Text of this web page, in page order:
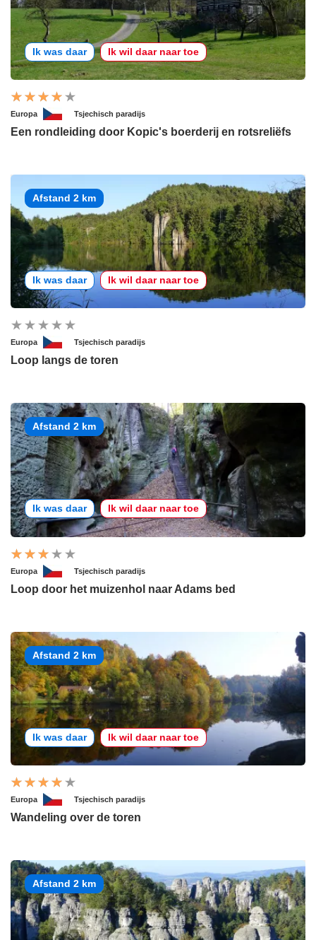
Ik was daar Ik wil daar naar toe
Europa Tsjechisch paradijs
Een rondleiding door Kopic's boerderij en rotsreliëfs
Afstand 2 km
Ik was daar Ik wil daar naar toe
Europa Tsjechisch paradijs
Loop langs de toren
Afstand 2 km
Ik was daar Ik wil daar naar toe
Europa Tsjechisch paradijs
Loop door het muizenhol naar Adams bed
Afstand 2 km
Ik was daar Ik wil daar naar toe
Europa Tsjechisch paradijs
Wandeling over de toren
Afstand 2 km